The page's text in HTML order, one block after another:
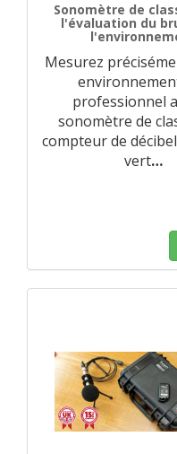
Sonomètre de
l'évaluation du
Mesurez
professionnel
sonomètre de
compteur de
vert…